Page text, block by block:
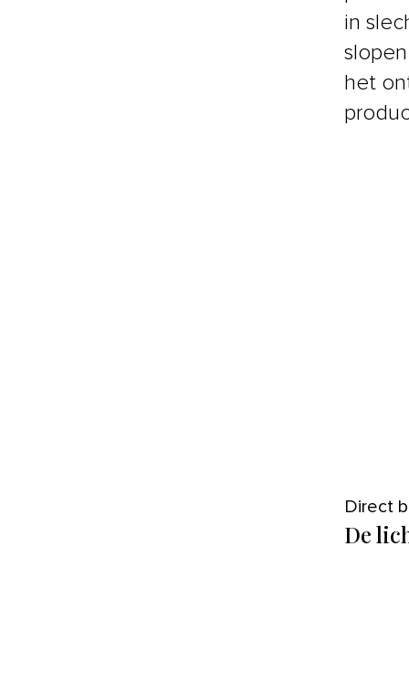
in
het
Direct
De